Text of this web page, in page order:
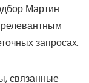
Мартин
релевантным
запросах.
связанные